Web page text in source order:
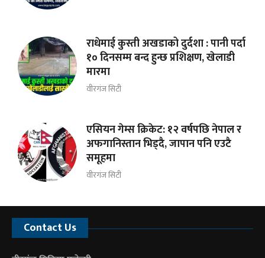
राधेमाई कुस्ती अखडाको दुर्दशा : पानी पर्दा
१० दिनसम्म बन्द हुन्छ प्रशिक्षण, खेलाडी
मारमा
वीरगंज सिटी
एसियन गेम्स क्रिकेट: १२ वर्षपछि नेपाल र
अफगानिस्तान भिड्दै, जापान पनि एउटै
समूहमा
वीरगंज सिटी
Contact Us